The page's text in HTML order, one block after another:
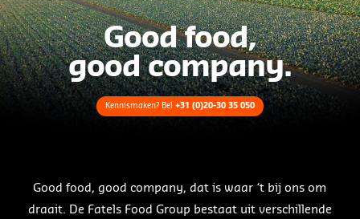
Good food,
good company.
Kennismaken? Bel+31 (0)20-30 35 050
Good food, good company, dat is waar ‘t bij ons om
draait. De Fatels Food Group bestaat uit verschillende